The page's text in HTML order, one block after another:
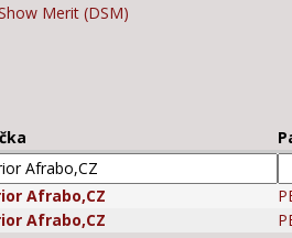
Merit (DSM)
Afrabo,CZ
Afrabo,CZ